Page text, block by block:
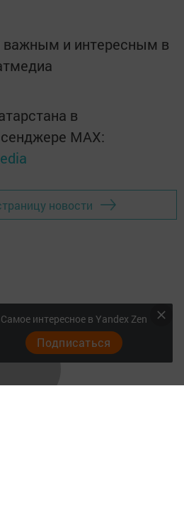
и интересным в
в
MАХ:
новости
Самое интересное в Yandex Zen
Подписаться